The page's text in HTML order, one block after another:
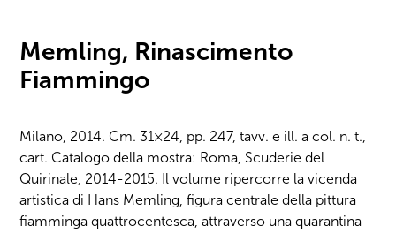
Memling, Rinascimento
Fiammingo
Milano, 2014. Cm. 31×24, pp. 247, tavv. e ill. a col. n. t.,
cart. Catalogo della mostra: Roma, Scuderie del
Quirinale, 2014-2015. Il volume ripercorre la vicenda
artistica di Hans Memling, figura centrale della pittura
fiamminga quattrocentesca, attraverso una quarantina